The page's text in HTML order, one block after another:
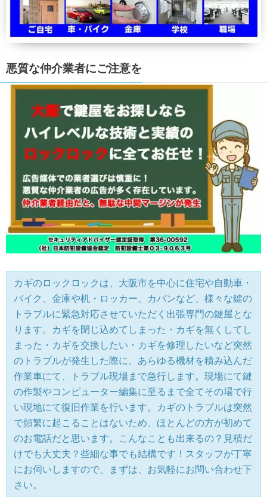
悪質な仲介業者にご注意を
カギのロックロックは、大阪市を中心に住宅や自動車・
バイク、金庫や机・ロッカー、カバンなど、様々な鍵の
トラブルに緊急対応させていただく出張専門の鍵屋とな
ります。カギを閉じ込めてしまった・カギを無くしてし
まった・カギを交換したい・カギを修理したいなど突然
のトラブルが発生した際に、あらゆる機材を積み込んだ
作業車にて、トラブル現場まで急行します。現場にて鍵
の作製やコンピューター編集に至るまで全てその場で行
い現地にて復旧作業を行います。カギのトラブルは突然
で頻繁に起こることはないため、ほとんどの方が初めて
のお電話だと思います。こんなことも出来るの？見積だ
けでも大丈夫？些細な事でも結構です！スタッフが丁寧
にお伺いしますので、まずは、お気軽にお問い合わせ下
さい。